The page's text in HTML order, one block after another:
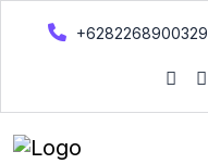
+6282268900329